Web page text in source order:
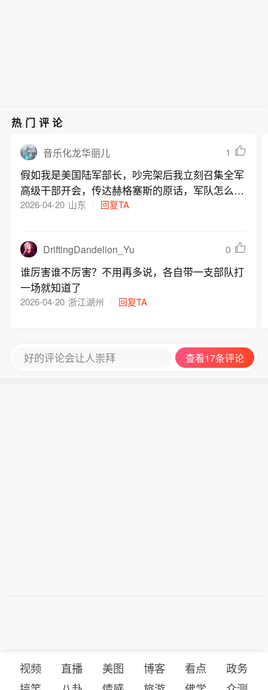
港口内供乌军使用的油料罐，以及黑海
据俄新社同日援引土耳其相关消息源报
道，一艘悬挂土耳其国旗的干货船当天
在俄罗斯的黑海港口遭无人机袭击，暂
无人员伤亡。乌克兰是此次袭击“幕后
方”。（新华社）
油轮和4艘干货船。乌方还打击了俄方8
套雷达系统、一套“山毛榉”防空导弹系
报说，俄武装部队当天动用陆基高精度
武器和攻击型无人机，打击乌克兰黑海
港口内供乌军使用的油料罐，以及黑海
道，一艘悬挂土耳其国旗的干货船当天
在俄罗斯的黑海港口遭无人机袭击，暂
无人员伤亡。乌克兰是此次袭击“幕后
方”。（新华社）
热门评论
音乐化龙华丽儿 1
假如我是美国陆军部长，吵完架后我立刻召集全军
高级干部开会，传达赫格塞斯的原话，军队怎么处
理都行
2026-04-20 山东 回复TA
DriftingDandelion_Yu 0
谁厉害谁不厉害？不用再多说，各自带一支部队打
一场就知道了
2026-04-20 浙江湖州 回复TA
好的评论会让人崇拜 查看17条评论
视频 直播 美图 博客 看点
政务